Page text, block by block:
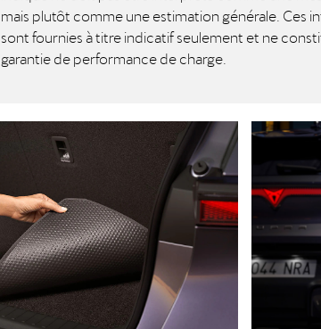
mais plutôt comme une estimation générale. Ces
sont fournies à titre indicatif seulement et ne
garantie de performance de charge.